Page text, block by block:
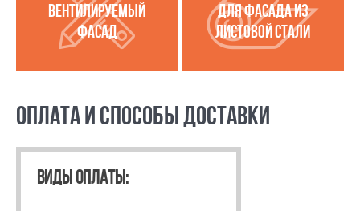
ВЕНТИЛИРУЕМЫЙ
ФАСАД
ДЛЯ ФАСАДА ИЗ
ЛИСТОВОЙ СТАЛИ
ОПЛАТА И СПОСОБЫ ДОСТАВКИ
ВИДЫ ОПЛАТЫ: